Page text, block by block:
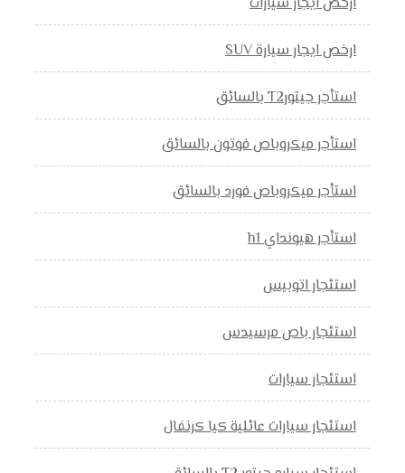
ارخص ايجار سيارة SUV
استأجر جيتورT2 بالسائق
استأجر ميكروباص فوتون بالسائق
استأجر ميكروباص فورد بالسائق
استأجر هيونداي h1
استئجار اتوبيس
استئجار باص مرسيدس
استئجار سيارات
استئجار سيارات عائلية كيا كرنفال